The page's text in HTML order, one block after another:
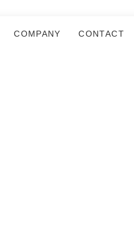
COMPANY CONTACT